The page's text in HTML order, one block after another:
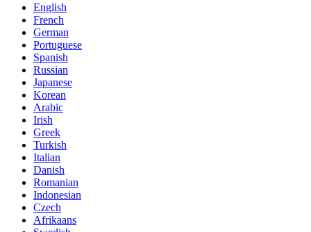
English
French
German
Portuguese
Spanish
Russian
Japanese
Korean
Arabic
Irish
Greek
Turkish
Italian
Danish
Romanian
Indonesian
Czech
Afrikaans